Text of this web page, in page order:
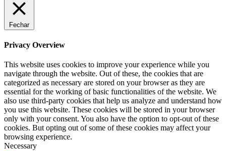
Fechar
Privacy Overview
This website uses cookies to improve your experience while you
navigate through the website. Out of these, the cookies that are
categorized as necessary are stored on your browser as they are
essential for the working of basic functionalities of the website. We
also use third-party cookies that help us analyze and understand how
you use this website. These cookies will be stored in your browser
only with your consent. You also have the option to opt-out of these
cookies. But opting out of some of these cookies may affect your
browsing experience.
Necessary